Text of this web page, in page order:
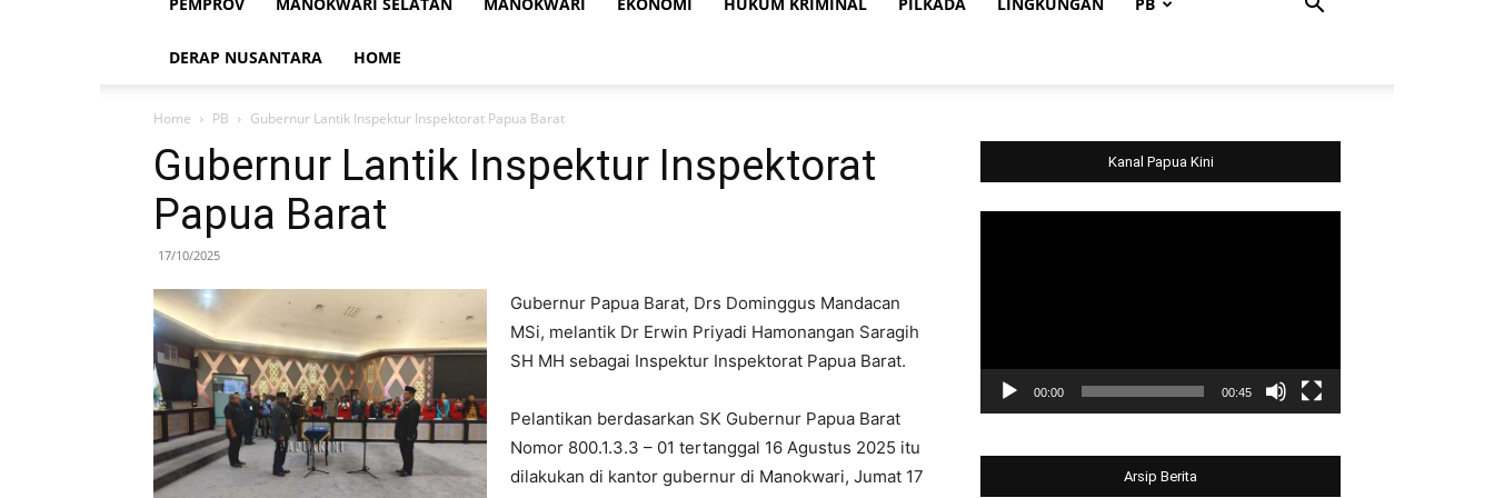
DERAP NUSANTARA HOME
Home PB Gubernur Lantik Inspektur Inspektorat Papua Barat
Gubernur Lantik Inspektur Inspektorat
Papua Barat
17/10/2025
Gubernur Papua Barat, Drs Dominggus Mandacan
MSi, melantik Dr Erwin Priyadi Hamonangan Saragih
SH MH sebagai Inspektur Inspektorat Papua Barat.
Pelantikan berdasarkan SK Gubernur Papua Barat
Nomor 800.1.3.3 – 01 tertanggal 16 Agustus 2025 itu
dilakukan di kantor gubernur di Manokwari, Jumat 17
Kanal Papua Kini
00:00 00:45
Arsip Berita